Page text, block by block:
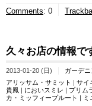
Comments: 0
久々お店の情報で
2013-01-20 (日)
ガーデ
アリッサム・サミット | サイ
貴鳳 | においスミレ | プリム
カ・ミッフィープルート |